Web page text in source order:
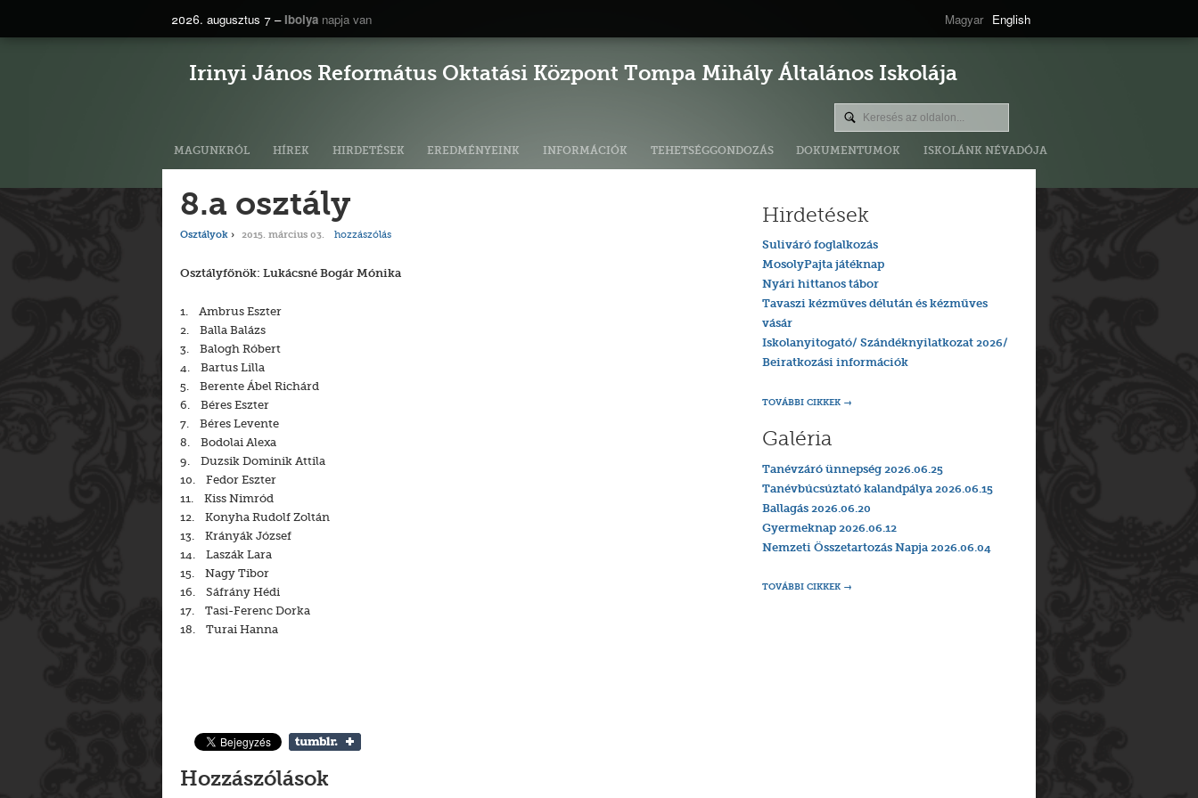
Magyar English
2026. augusztus 7 – Ibolya napja van
Irinyi János Református Oktatási Központ Tompa Mihály Általános Iskolája
MAGUNKRÓL HÍREK HIRDETÉSEK EREDMÉNYEINK INFORMÁCIÓK TEHETSÉGGONDOZÁS DOKUMENTUMOK ISKOLÁNK NÉVADÓJA
8.a osztály
Osztályok 2015. március 03. hozzászólás
Osztályfőnök: Lukácsné Bogár Mónika
1. Ambrus Eszter
2. Balla Balázs
3. Balogh Róbert
4. Bartus Lilla
5. Berente Ábel Richárd
6. Béres Eszter
7. Béres Levente
8. Bodolai Alexa
9. Duzsik Dominik Attila
10. Fedor Eszter
11. Kiss Nimród
12. Konyha Rudolf Zoltán
13. Krányák József
14. Laszák Lara
15. Nagy Tibor
16. Sáfrány Hédi
17. Tasi-Ferenc Dorka
18. Turai Hanna
Hozzászólások
Hirdetések
Suliváró foglalkozás
MosolyPajta játéknap
Nyári hittanos tábor
Tavaszi kézműves délután és kézműves
vásár
Iskolanyitogató/ Szándéknyilatkozat 2026/
Beiratkozási információk
TOVÁBBI CIKKEK
Galéria
Tanévzáró ünnepség 2026.06.25
Tanévbúcsúztató kalandpálya 2026.06.15
Ballagás 2026.06.20
Gyermeknap 2026.06.12
Nemzeti Összetartozás Napja 2026.06.04
TOVÁBBI CIKKEK